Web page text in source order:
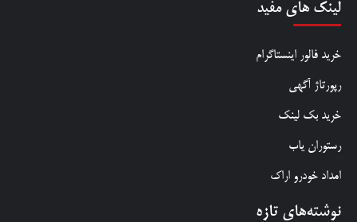
لینک های مفید
خرید فالور اینستاگرام
رپورتاژ آگهی
خرید بک لینک
رستوران یاب
امداد خودرو اراک
نوشته‌های تازه